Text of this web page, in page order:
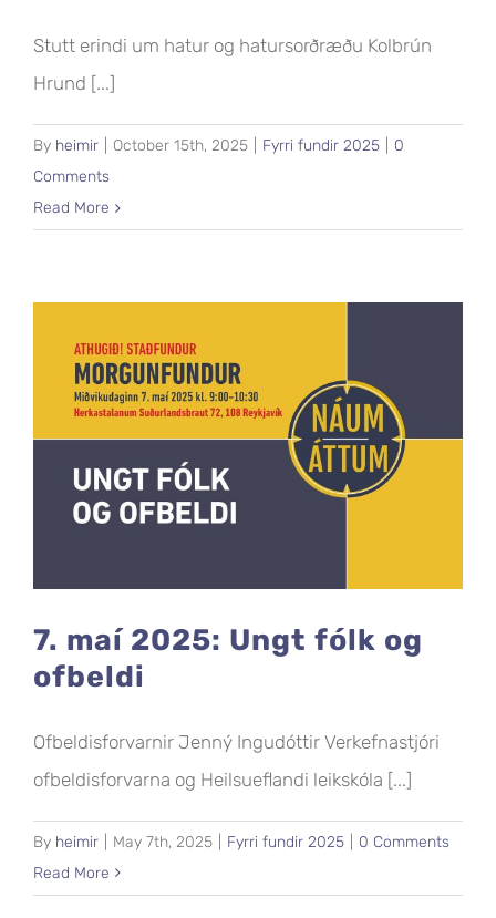
Stutt erindi um hatur og hatursorðræðu Kolbrún
Hrund [...]
By heimir October 15th, 2025 Fyrri fundir 2025
0
Comments
Read More
7. maí 2025: Ungt fólk og
ofbeldi
Ofbeldisforvarnir Jenný Ingudóttir Verkefnastjóri
ofbeldisforvarna og Heilsueflandi leikskóla [...]
By heimir May 7th, 2025 Fyrri fundir 2025
0 Comments
Read More